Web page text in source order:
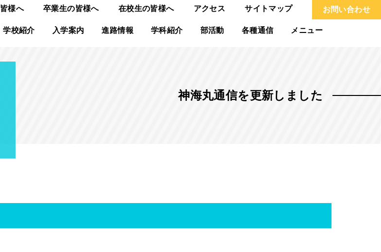
様へ 卒業生の皆様へ 在校生の皆様へ アクセス サイトマップ お問い合わせ
学校紹介 入学案内 進路情報 学科紹介 部活動 各種通信 メニュー
神海丸通信を更新しました